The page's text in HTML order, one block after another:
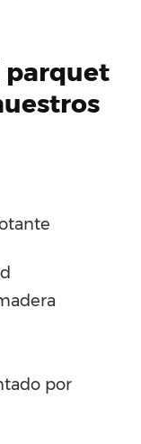
parquet
por